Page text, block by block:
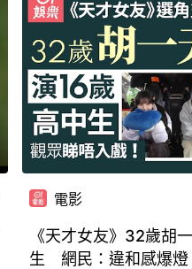
電影
《天才女友》32歲胡
生 網民：違和感爆燈